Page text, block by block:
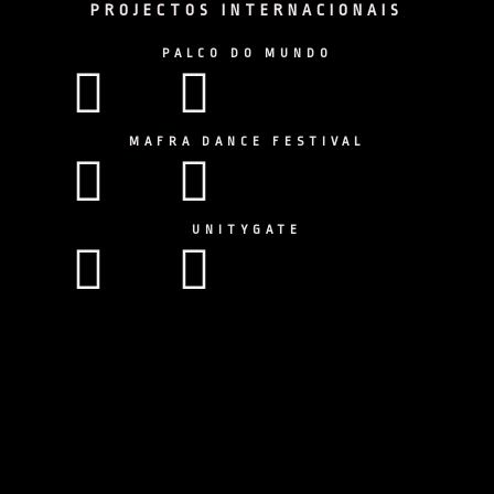
PROJECTOS INTERNACIONAIS
PALCO DO MUNDO
FacebookInstagram
MAFRA DANCE FESTIVAL
FacebookInstagram
UNITYGATE
FacebookInstagram